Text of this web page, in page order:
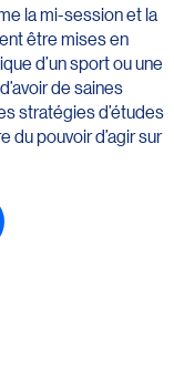
la mi-session et la
être mises en
d’un sport ou une
de saines
stratégies d’études
pouvoir d’agir sur